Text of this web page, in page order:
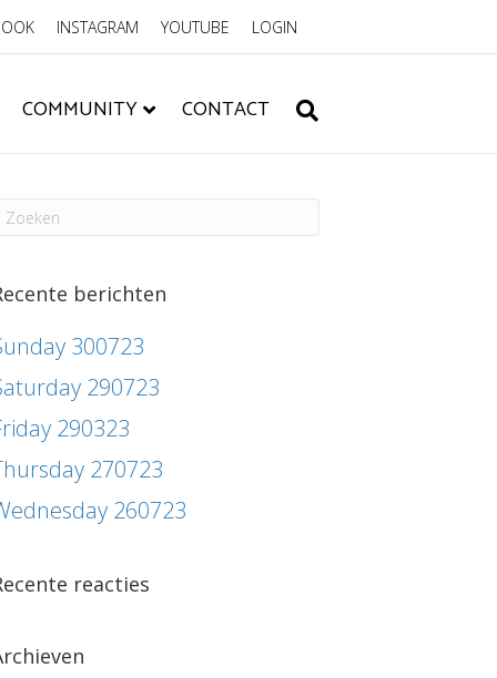
INSTAGRAM YOUTUBE LOGIN
COMMUNITY CONTACT
berichten
300723
290723
290323
270723
260723
reacties